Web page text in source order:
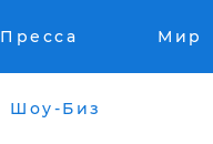
Пресса Мир
Шоу-Биз